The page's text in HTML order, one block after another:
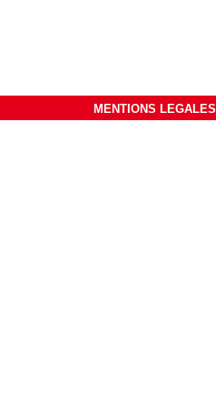
MENTIONS LEGALES